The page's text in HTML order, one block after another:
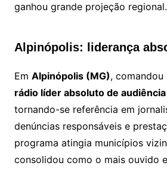
ganhou grande projeção regional.
Alpinópolis: liderança
Em Alpinópolis (MG), comandou
rádio líder absoluto de
tornando-se referência em
denúncias responsáveis e
programa atingia municípios
consolidou como o mais ouvido